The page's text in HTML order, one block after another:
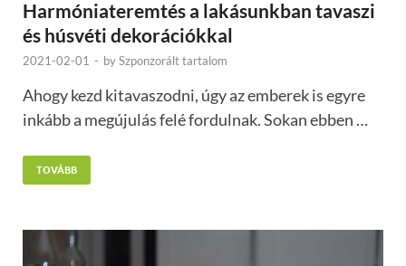
Harmóniateremtés a lakásunkban tavaszi
és húsvéti dekorációkkal
2021-02-01 - bySzponzorált tartalom
Ahogy kezd kitavaszodni, úgy az emberek is egyre
inkább a megújulás felé fordulnak. Sokan ebben …
TOVÁBB